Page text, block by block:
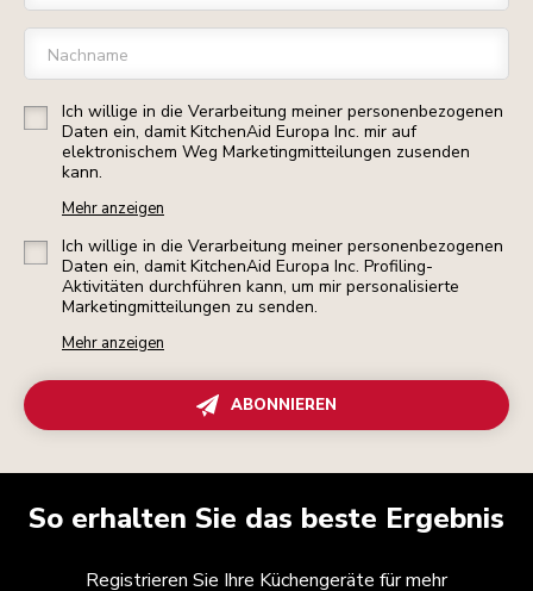
Nachname
Ich willige in die Verarbeitung meiner personenbezogenen
Daten ein, damit KitchenAid Europa Inc. mir auf
elektronischem Weg Marketingmitteilungen zusenden
kann.
Mehr anzeigen
Ich willige in die Verarbeitung meiner personenbezogenen
Daten ein, damit KitchenAid Europa Inc. Profiling-
Aktivitäten durchführen kann, um mir personalisierte
Marketingmitteilungen zu senden.
Mehr anzeigen
ABONNIEREN
So erhalten Sie das beste Ergebnis
Registrieren Sie Ihre Küchengeräte für mehr